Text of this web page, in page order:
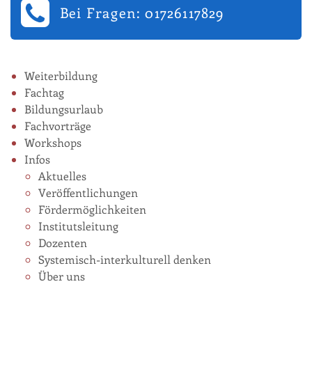
Bei Fragen: 01726117829
Weiterbildung
Fachtag
Bildungsurlaub
Fachvorträge
Workshops
Infos
Aktuelles
Veröffentlichungen
Fördermöglichkeiten
Institutsleitung
Dozenten
Systemisch-interkulturell denken
Über uns